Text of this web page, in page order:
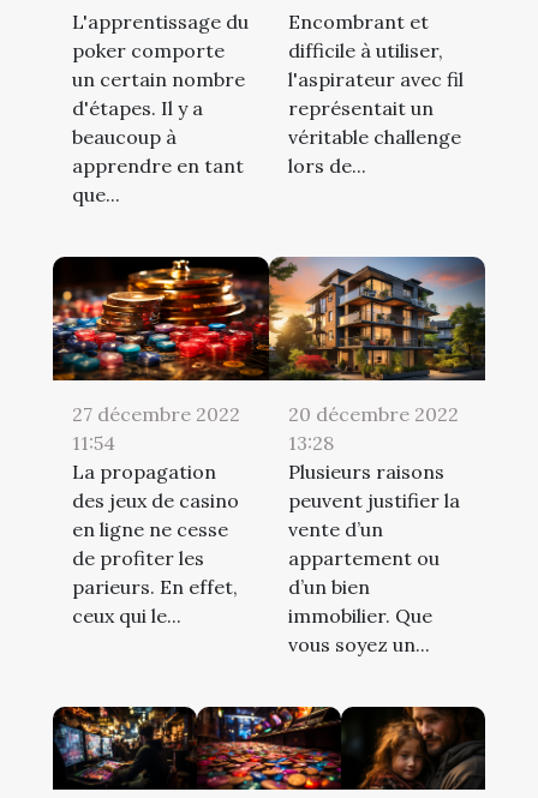
L'apprentissage du
poker comporte
un certain nombre
d'étapes. Il y a
beaucoup à
apprendre en tant
que...
Encombrant et
difficile à utiliser,
l'aspirateur avec fil
représentait un
véritable challenge
lors de...
27 décembre 2022
11:54
La propagation
des jeux de casino
en ligne ne cesse
de profiter les
parieurs. En effet,
ceux qui le...
20 décembre 2022
13:28
Plusieurs raisons
peuvent justifier la
vente d’un
appartement ou
d’un bien
immobilier. Que
vous soyez un...